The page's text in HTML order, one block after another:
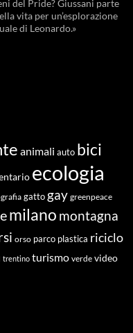
del Pride? Giussani parte
vita per un’esplorazione
di Leonardo.»
animali auto bici
ecologia
gatto gay greenpeace
milano montagna
orso parco plastica riciclo
trentino turismo verde video